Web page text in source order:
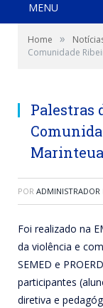
MENU
Home »
Comunidade
Palestras
Marinteua
POR ADMINISTRADOR
Foi realizado na
da violência e
SEMED e
participantes
diretiva e